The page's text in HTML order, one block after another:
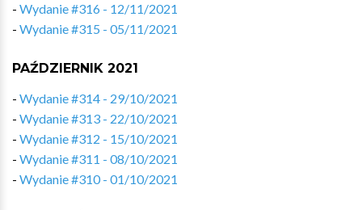
- Wydanie #316 - 12/11/2021
- Wydanie #315 - 05/11/2021
PAŹDZIERNIK 2021
- Wydanie #314 - 29/10/2021
- Wydanie #313 - 22/10/2021
- Wydanie #312 - 15/10/2021
- Wydanie #311 - 08/10/2021
- Wydanie #310 - 01/10/2021